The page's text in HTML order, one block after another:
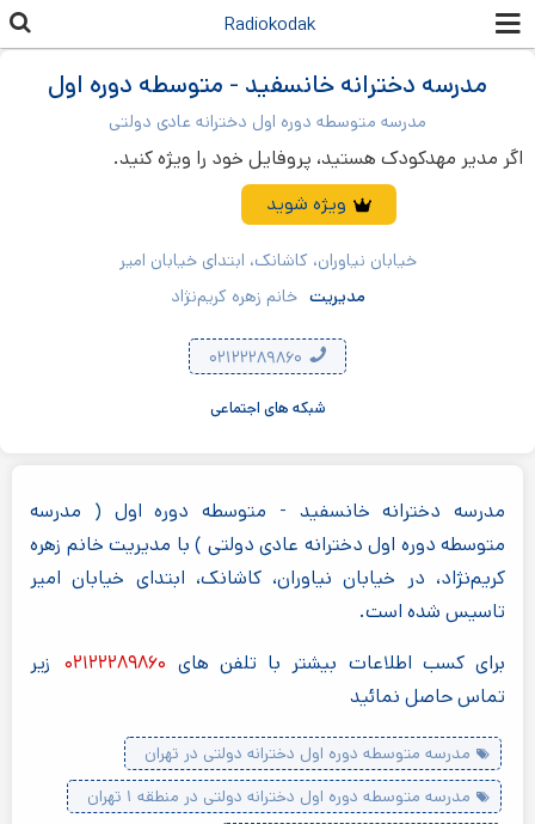
محتوای
اصلی
Radiokodak
مدرسه دخترانه خانسفید - متوسطه دوره اول
مدرسه متوسطه دوره اول دخترانه عادی دولتی
اگر مدیر مهدکودک هستید، پروفایل خود را ویژه کنید.
ویژه شوید
خیابان نیاوران، کاشانک، ابتدای خیابان امیر
مدیریت خانم زهره کریم‌نژاد
شبکه های اجتماعی
مدرسه دخترانه خانسفید - متوسطه دوره اول ( مدرسه
متوسطه دوره اول دخترانه عادی دولتی ) با مدیریت خانم زهره
کریم‌نژاد، در خیابان نیاوران، کاشانک، ابتدای خیابان امیر
تاسیس شده است.
برای کسب اطلاعات بیشتر با تلفن های ۰۲۱۲۲۲۸۹۸۶۰ زیر
تماس حاصل نمائید
مدرسه متوسطه دوره اول دخترانه دولتی در تهران
مدرسه متوسطه دوره اول دخترانه دولتی در منطقه ۱ تهران